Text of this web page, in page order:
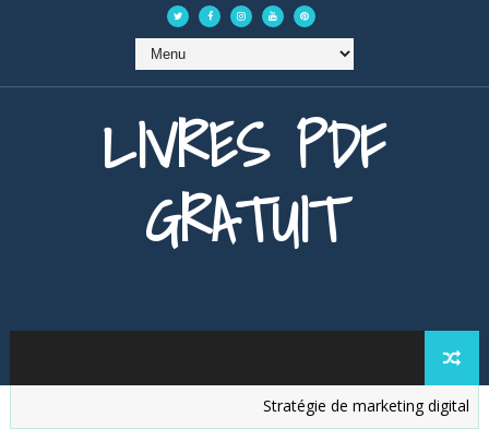
LIVRES PDF
GRATUIT
Stratégie de marketing digital